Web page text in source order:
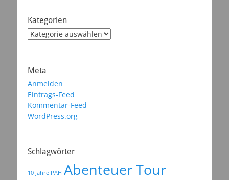
Kategorien
Kategorien
Meta
Anmelden
Eintrags-Feed
Kommentar-Feed
WordPress.org
Schlagwörter
10 Jahre PAH Abenteuer Tour